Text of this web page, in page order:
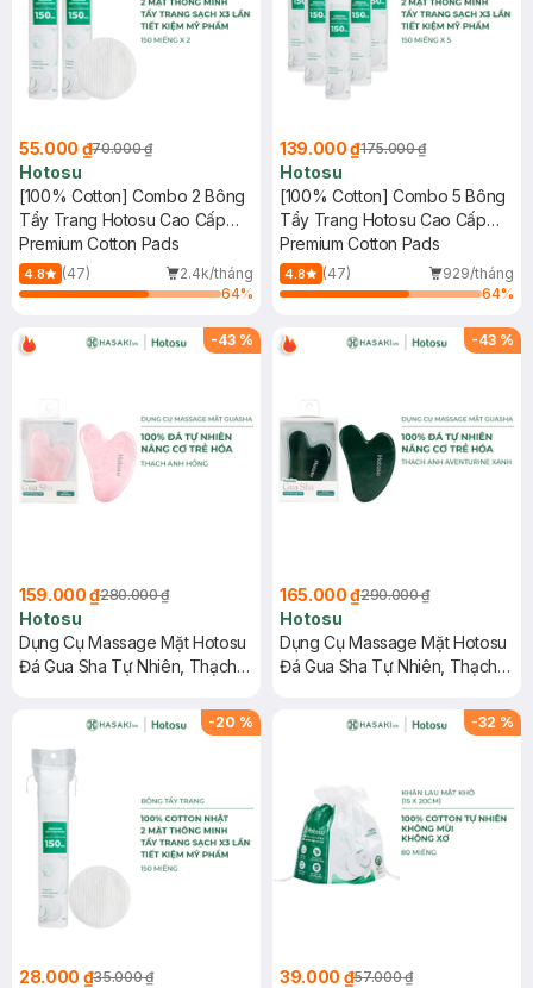
55.000 ₫70.000 ₫
Hotosu
[100% Cotton] Combo 2 Bông
Tẩy Trang Hotosu Cao Cấp
150 Miếng
Premium Cotton Pads
4.8 (47)
2.4k/tháng
64%
139.000 ₫175.000 ₫
Hotosu
[100% Cotton] Combo 5 Bông
Tẩy Trang Hotosu Cao Cấp
150 Miếng
Premium Cotton Pads
4.8 (47)
929/tháng
64%
-43 %
159.000 ₫280.000 ₫
Hotosu
Dụng Cụ Massage Mặt Hotosu
Đá Gua Sha Tự Nhiên, Thạch
-43 %
165.000 ₫290.000 ₫
Hotosu
Dụng Cụ Massage Mặt Hotosu
Đá Gua Sha Tự Nhiên, Thạch
-20 %
28.000 ₫35.000 ₫
-32 %
39.000 ₫57.000 ₫